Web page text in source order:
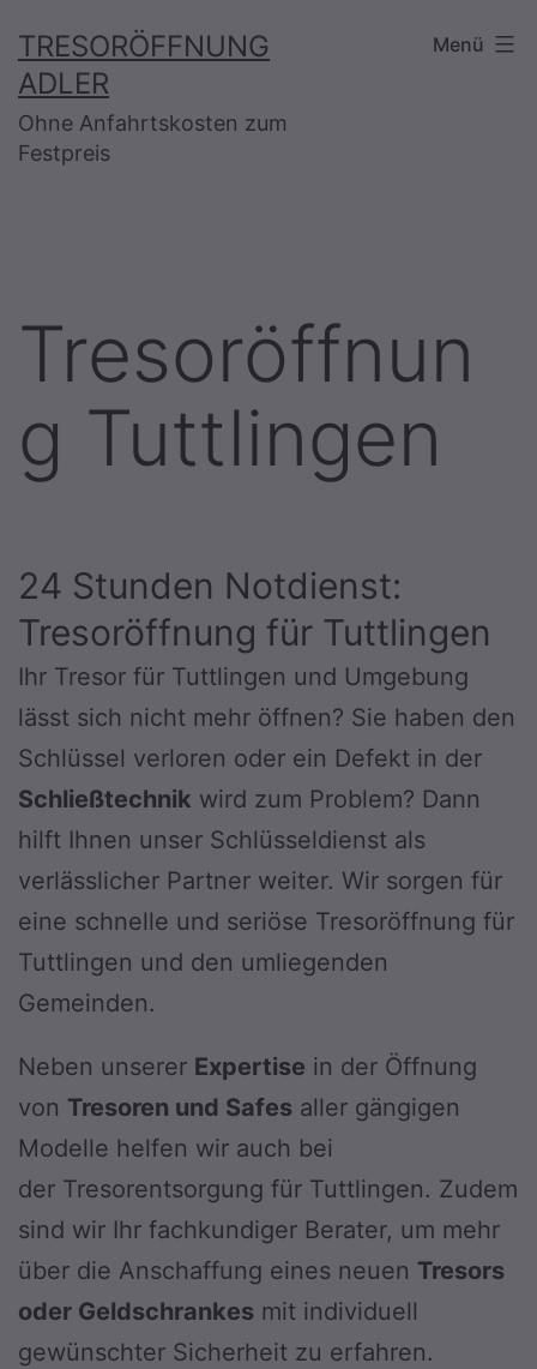
Inhalt
springen
TRESORÖFFNUNG
ADLER
Ohne Anfahrtskosten zum
Festpreis
Menü
Tresoröffnun
g Tuttlingen
24 Stunden Notdienst:
Tresoröffnung für Tuttlingen
Ihr Tresor für Tuttlingen und Umgebung
lässt sich nicht mehr öffnen? Sie haben den
Schlüssel verloren oder ein Defekt in der
Schließtechnik wird zum Problem? Dann
hilft Ihnen unser Schlüsseldienst als
verlässlicher Partner weiter. Wir sorgen für
eine schnelle und seriöse Tresoröffnung für
Tuttlingen und den umliegenden
Gemeinden.
Neben unserer Expertise in der Öffnung
von Tresoren und Safes aller gängigen
Modelle helfen wir auch bei
der Tresorentsorgung für Tuttlingen. Zudem
sind wir Ihr fachkundiger Berater, um mehr
über die Anschaffung eines neuen Tresors
oder Geldschrankes mit individuell
gewünschter Sicherheit zu erfahren.